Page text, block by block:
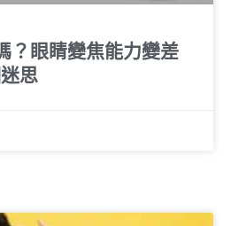
？眼睛變焦能力變差
思